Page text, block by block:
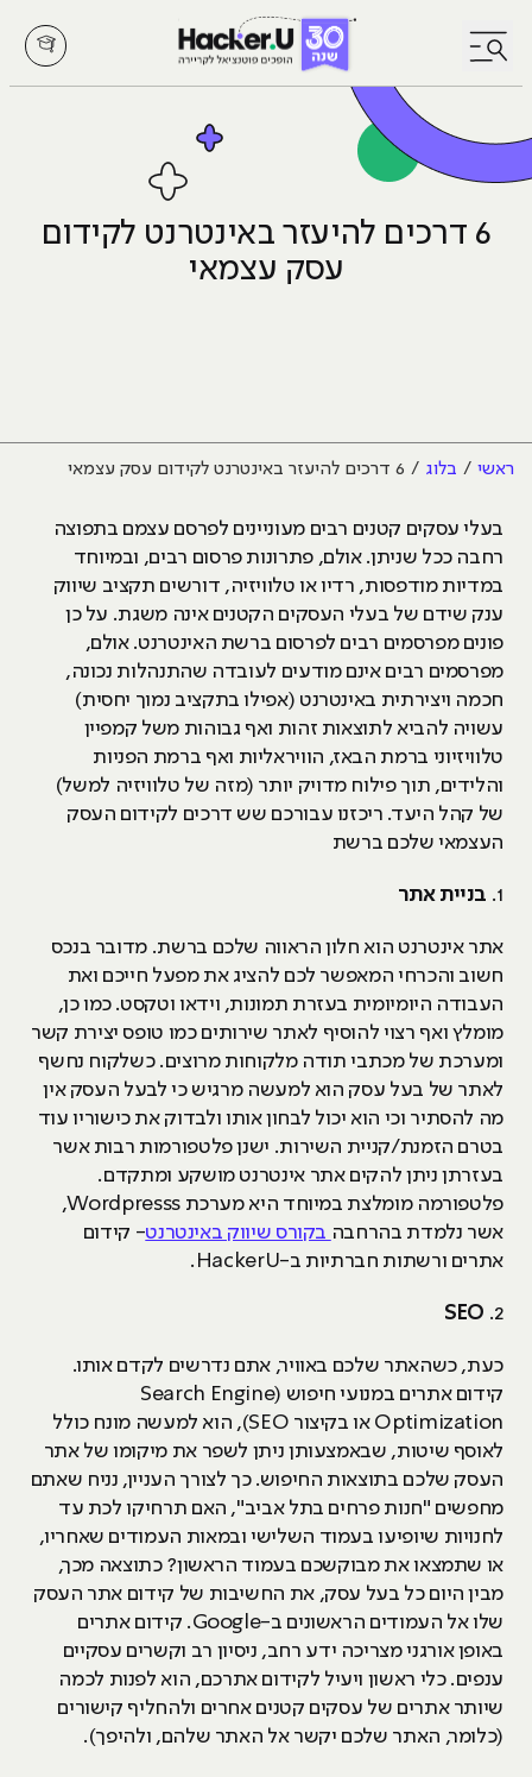
לחץ לפתיחת/סגירת תפריט
6 דרכים להיעזר באינטרנט לקידום
עסק עצמאי
ראשי בלוג 6 דרכים להיעזר באינטרנט לקידום עסק עצמאי
בעלי עסקים קטנים רבים מעוניינים לפרסם עצמם בתפוצה
רחבה ככל שניתן. אולם, פתרונות פרסום רבים, ובמיוחד
במדיות מודפסות, רדיו או טלוויזיה, דורשים תקציב שיווק
ענק שידם של בעלי העסקים הקטנים אינה משגת. על כן
פונים מפרסמים רבים לפרסום ברשת האינטרנט. אולם,
מפרסמים רבים אינם מודעים לעובדה שהתנהלות נכונה,
חכמה ויצירתית באינטרנט (אפילו בתקציב נמוך יחסית)
עשויה להביא לתוצאות זהות ואף גבוהות משל קמפיין
טלוויזיוני ברמת הבאז, הוויראליות ואף ברמת הפניות
והלידים, תוך פילוח מדויק יותר (מזה של טלוויזיה למשל)
של קהל היעד. ריכזנו עבורכם שש דרכים לקידום העסק
העצמאי שלכם ברשת
1. בניית אתר
אתר אינטרנט הוא חלון הראווה שלכם ברשת. מדובר בנכס
חשוב והכרחי המאפשר לכם להציג את מפעל חייכם ואת
העבודה היומיומית בעזרת תמונות, וידאו וטקסט. כמו כן,
מומלץ ואף רצוי להוסיף לאתר שירותים כמו טופס יצירת קשר
ומערכת של מכתבי תודה מלקוחות מרוצים. כשלקוח נחשף
לאתר של בעל עסק הוא למעשה מרגיש כי לבעל העסק אין
מה להסתיר וכי הוא יכול לבחון אותו ולבדוק את כישוריו עוד
בטרם הזמנת/קניית השירות. ישנן פלטפורמות רבות אשר
בעזרתן ניתן להקים אתר אינטרנט מושקע ומתקדם.
פלטפורמה מומלצת במיוחד היא מערכת Wordpresss,
אשר נלמדת בהרחבה בקורס שיווק באינטרנט- קידום
אתרים ורשתות חברתיות ב-HackerU.
2.
SEO
כעת, כשהאתר שלכם באוויר, אתם נדרשים לקדם אותו.
קידום אתרים במנועי חיפוש (Search Engine
Optimization או בקיצור SEO), הוא למעשה מונח כולל
לאוסף שיטות, שבאמצעותן ניתן לשפר את מיקומו של אתר
העסק שלכם בתוצאות החיפוש. כך לצורך העניין, נניח שאתם
מחפשים "חנות פרחים בתל אביב", האם תרחיקו לכת עד
לחנויות שיופיעו בעמוד השלישי ובמאות העמודים שאחריו,
או שתמצאו את מבוקשכם בעמוד הראשון? כתוצאה מכך,
מבין היום כל בעל עסק, את החשיבות של קידום אתר העסק
שלו אל העמודים הראשונים ב-Google. קידום אתרים
באופן אורגני מצריכה ידע רחב, ניסיון רב וקשרים עסקיים
ענפים. כלי ראשון ויעיל לקידום אתרכם, הוא לפנות לכמה
שיותר אתרים של עסקים קטנים אחרים ולהחליף קישורים
(כלומר, האתר שלכם יקשר אל האתר שלהם, ולהיפך).